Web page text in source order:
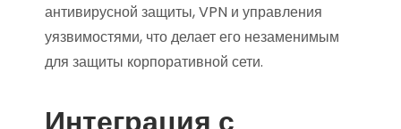
антивирусной защиты, VPN и управления
уязвимостями, что делает его незаменимым
для защиты корпоративной сети.